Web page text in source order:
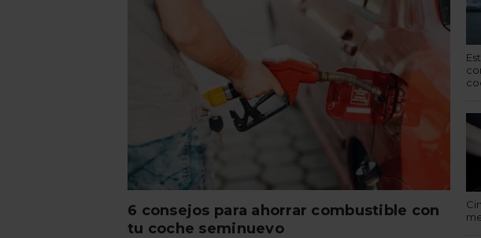
6 consejos para ahorrar combustible con
tu coche seminuevo